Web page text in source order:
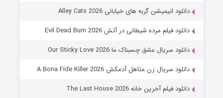
دانلود انیمیشن گربه های خیابانی Alley Cats 2026
دانلود فیلم مرده شیطانی در آتش Evil Dead Burn 2026
دانلود سریال عشق چسبناک ما Our Sticky Love 2026
دانلود سریال زن متاهل آدمکش A Bona Fide Killer 2026
دانلود فیلم آخرین خانه The Last House 2026